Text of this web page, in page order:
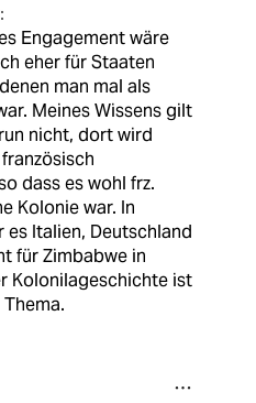
Engagement wäre
eher für Staaten
man mal als
Meines Wissens gilt
nicht, dort wird
dass es wohl frz.
Kolonie war. In
es Italien, Deutschland
für Zimbabwe in
Kolonilageschichte ist